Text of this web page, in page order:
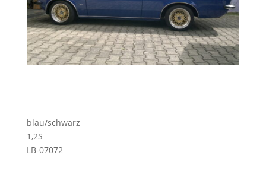
blau/schwarz
1,2S
LB-07072